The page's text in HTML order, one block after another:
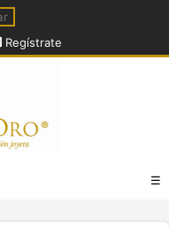
Regístrate
☰